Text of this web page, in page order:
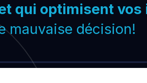
qui optimisent
mauvaise décision!